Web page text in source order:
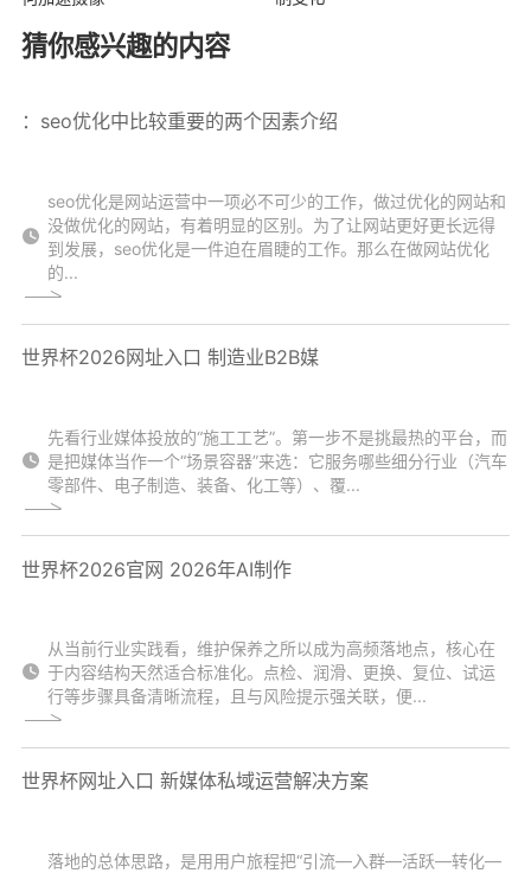
猜你感兴趣的内容
：seo优化中比较重要的两个因素介绍
seo优化是网站运营中一项必不可少的工作，做过优化的网站和
没做优化的网站，有着明显的区别。为了让网站更好更长远得
到发展，seo优化是一件迫在眉睫的工作。那么在做网站优化
的...
世界杯2026网址入口 制造业B2B媒
先看行业媒体投放的“施工工艺”。第一步不是挑最热的平台，而
是把媒体当作一个“场景容器”来选：它服务哪些细分行业（汽车
零部件、电子制造、装备、化工等）、覆...
世界杯2026官网 2026年AI制作
从当前行业实践看，维护保养之所以成为高频落地点，核心在
于内容结构天然适合标准化。点检、润滑、更换、复位、试运
行等步骤具备清晰流程，且与风险提示强关联，便...
世界杯网址入口 新媒体私域运营解决方案
落地的总体思路，是用用户旅程把“引流—入群—活跃—转化—